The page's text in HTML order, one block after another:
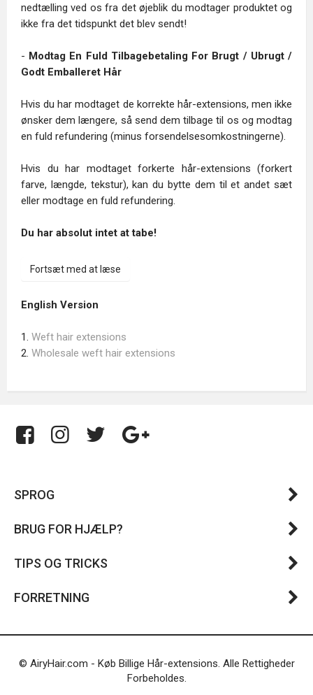
nedtælling ved os fra det øjeblik du modtager produktet og
ikke fra det tidspunkt det blev sendt!
- Modtag En Fuld Tilbagebetaling For Brugt / Ubrugt /
Godt Emballeret Hår
Hvis du har modtaget de korrekte hår-extensions, men ikke
ønsker dem længere, så send dem tilbage til os og modtag
en fuld refundering (minus forsendelsesomkostningerne).
Hvis du har modtaget forkerte hår-extensions (forkert
farve, længde, tekstur), kan du bytte dem til et andet sæt
eller modtage en fuld refundering.
Du har absolut intet at tabe!
Fortsæt med at læse
English Version
1. Weft hair extensions
2. Wholesale weft hair extensions
SPROG
BRUG FOR HJÆLP?
TIPS OG TRICKS
FORRETNING
© AiryHair.com - Køb Billige Hår-extensions. Alle Rettigheder
Forbeholdes.